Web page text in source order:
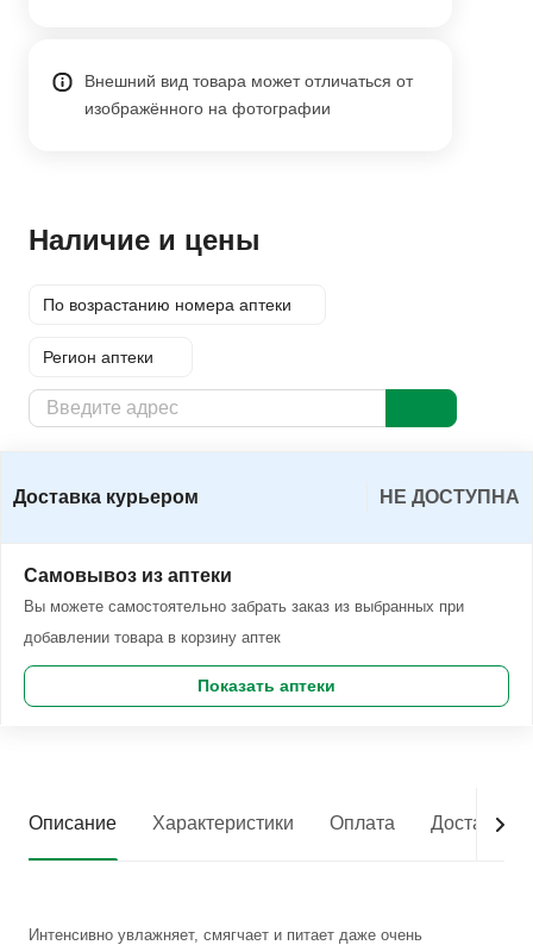
Внешний вид товара может отличаться от
изображённого на фотографии
Наличие и цены
По возрастанию номера аптеки
Регион аптеки
Доставка курьером
Доставка курьером НЕ ДОСТУПНА
Самовывоз из аптеки
Вы можете самостоятельно забрать заказ из выбранных при
добавлении товара в корзину аптек
Показать аптеки
Описание Характеристики Оплата Доставка
Интенсивно увлажняет, смягчает и питает даже очень